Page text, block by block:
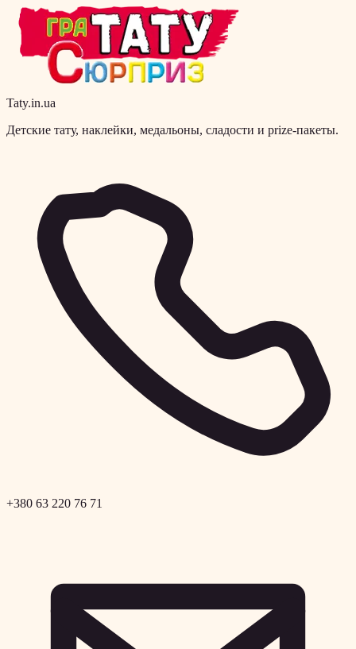
Taty.in.ua
Детские тату, наклейки, медальоны, сладости и prize-пакеты.
+380 63 220 76 71